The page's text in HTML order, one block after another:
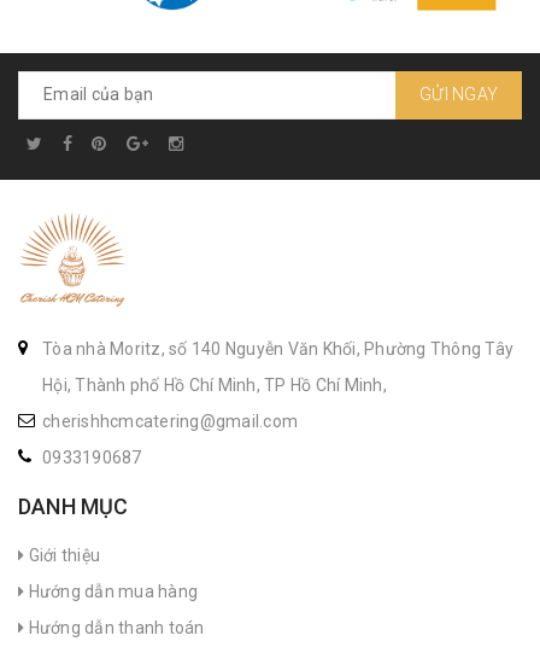
GỬI NGAY
Tòa nhà Moritz, số 140 Nguyễn Văn Khối, Phường Thông Tây
Hội, Thành phố Hồ Chí Minh, TP Hồ Chí Minh,
cherishhcmcatering@gmail.com
0933190687
DANH MỤC
Giới thiệu
Hướng dẫn mua hàng
Hướng dẫn thanh toán